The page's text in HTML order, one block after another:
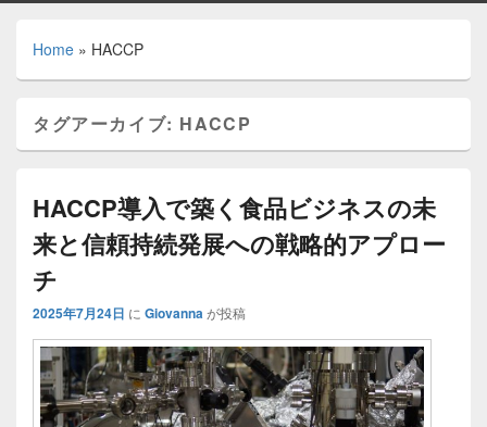
Home » HACCP
タグアーカイブ: HACCP
HACCP導入で築く食品ビジネスの未
来と信頼持続発展への戦略的アプロー
チ
2025年7月24日 に Giovannaが投稿